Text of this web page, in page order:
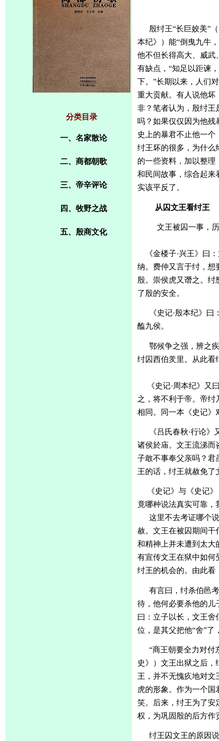
分类目录
一、名家散论
二、商都朝歌
三、帝辛评论
四、牧野之战
五、殷商文化
殷纣王“长巨姣美”
本纪》）能“倒曳九牛
他不但长得高大、威武
有缺点，“知足以距谏
下。”长期以来，人们
重大贡献。有人说他坏
非？笔者认为，殷纣王
吗？如果仅仅因为他
史上的暴君不止他一
纣王坏的很多，为什么
的一些资料，加以整
和民间故事，综合起来
实该平反了。
从囚文王看纣王
文王被囚一事，
《金楼子·兴王》曰
纳。费仲又言于纣，想
殷。崇侯虎又谮之。
了殷的安全。
《史记·殷本纪》曰
醢九侯。
鄂候争之强，辨之
纣囚西伯羑里。从此看
《史记·周本纪》又
之，将不利于帝。帝
相同。同一本《史记》
《吕氏春秋·行论》
诸侯於庙。文王流涕而
子敢不事奉父亲吗？君
王的话，纣王就赦免
《史记》与《史记
竟哪种说法真实可靠，
这里不去考证哪个
赦。文王在被囚期间干
和精神上并未遭到太大
有宣传文王在狱中如何
纣王的机会的。由此看
有言曰，纣杀伯邑
待，他何必要杀他的儿
曰：立子以长，文王
位，是其父把他“舍”了
“商王朝要全力对付
史》）文王出狱之后，
王，并不无愧疚地对
虎的形象。作为一个
笑。后来，纣王为了安
权，为巩固殷的后方
纣王囚文王的原因